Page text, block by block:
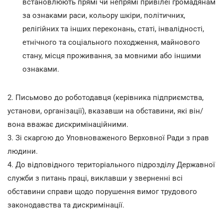
встановлюють прямі чи непрямі привілеї громадянам
за ознаками раси, кольору шкіри, політичних,
релігійних та інших переконань, статі, інвалідності,
етнічного та соціального походження, майнового
стану, місця проживання, за мовними або іншими
ознаками.
2. Письмово до роботодавця (керівника підприємства,
установи, організації), вказавши на обставини, які він/
вона вважає дискримінаційними.
3. Зі скаргою до Уповноваженого Верховної Ради з прав
людини.
4. До відповідного територіального підрозділу Державної
служби з питань праці, виклавши у зверненні всі
обставини справи щодо порушення вимог трудового
законодавства та дискримінації.